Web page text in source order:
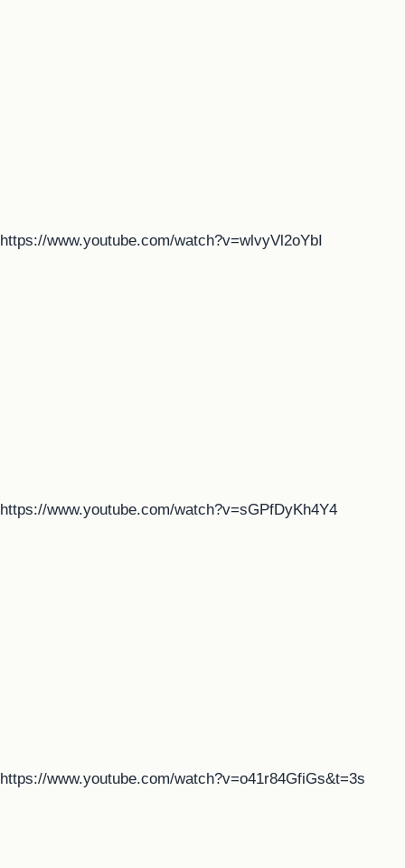
https://www.youtube.com/watch?v=wlvyVl2oYbI
https://www.youtube.com/watch?v=sGPfDyKh4Y4
https://www.youtube.com/watch?v=o41r84GfiGs&t=3s